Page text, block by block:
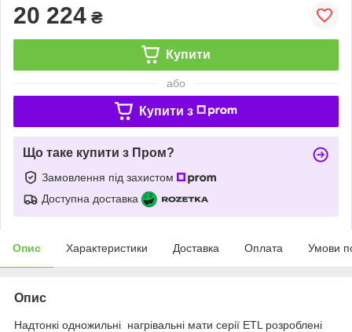
20 224 ₴
Купити
або
Купити з
Що таке купити з Пром?
Замовлення під захистом
Доступна доставка
Опис Характеристики Доставка Оплата Умови
Опис
Надтонкі одножильні нагрівальні мати серії ETL розроблені